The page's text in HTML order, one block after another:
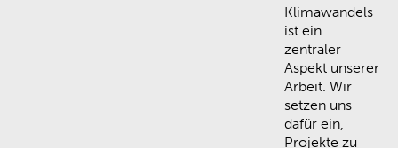
Klimawandels
ist ein
zentraler
Aspekt unserer
Arbeit. Wir
setzen uns
dafür ein,
Projekte zu